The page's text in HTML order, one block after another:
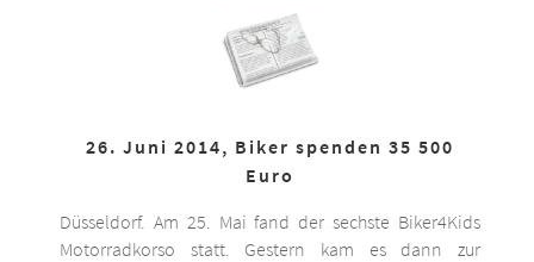
26. Juni 2014, Biker spenden 35 500
Euro
Düsseldorf. Am 25. Mai fand der sechste Biker4Kids
Motorradkorso statt. Gestern kam es dann zur